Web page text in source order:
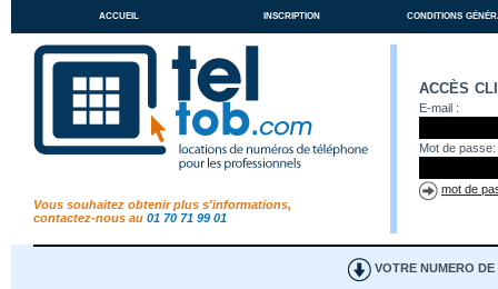
accueil inscription conditions
Vous souhaitez obtenir plus s'informations,
contactez-nous au 01 70 71 99 01
accès
E-mail :
Mot de passe:
mot de
VOTRE NUMERO DE